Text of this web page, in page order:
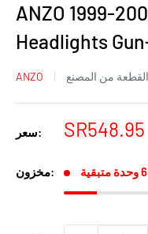
ANZO 1999-
Headlights
ANZO
سعر:
سعر
SR548.95
مخزون: